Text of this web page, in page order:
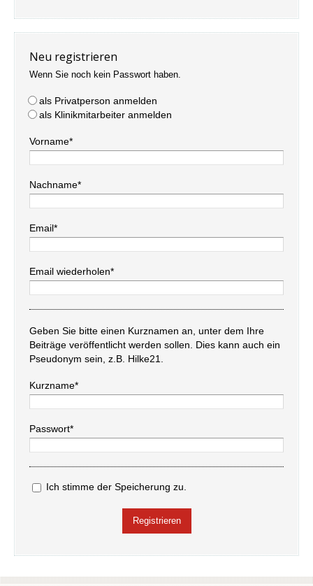
Neu registrieren
Wenn Sie noch kein Passwort haben.
als Privatperson anmelden
als Klinikmitarbeiter anmelden
Vorname*
Nachname*
Email*
Email wiederholen*
Geben Sie bitte einen Kurznamen an, unter dem Ihre
Beiträge veröffentlicht werden sollen. Dies kann auch ein
Pseudonym sein, z.B. Hilke21.
Kurzname*
Passwort*
Ich stimme der Speicherung zu.